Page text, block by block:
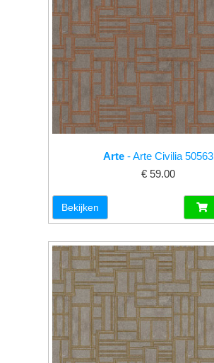
Arte - Arte Civilia 50563
€ 59.00
Bekijken